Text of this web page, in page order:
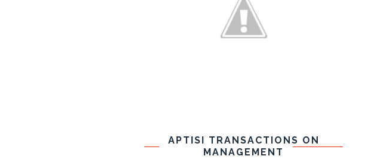
APTISI TRANSACTIONS ON
MANAGEMENT